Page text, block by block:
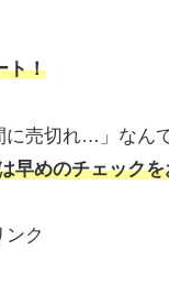
ト！
売切れ…」なん
早めのチェック
ンク